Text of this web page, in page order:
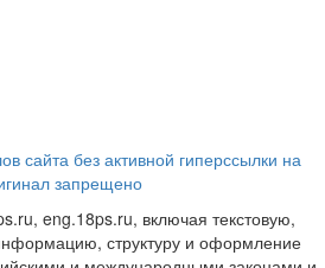
сайта без активной гиперссылки на
запрещено
eng.18ps.ru, включая текстовую,
структуру и оформление